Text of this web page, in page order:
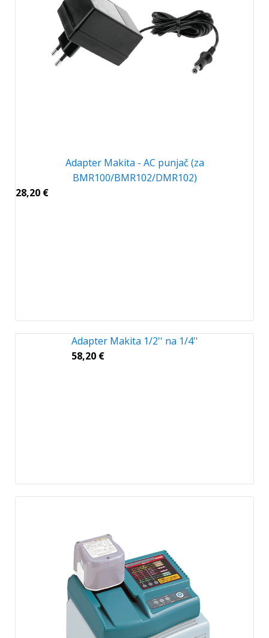
Adapter Makita - AC punjač (za
BMR100/BMR102/DMR102)
28,20 €
Adapter Makita 1/2'' na 1/4''
58,20 €